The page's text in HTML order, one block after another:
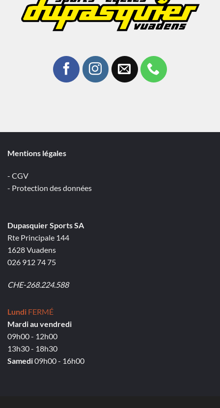
Mentions légales
- CGV
- Protection des données
Dupasquier Sports SA
Rte Principale 144
1628 Vuadens
026 912 74 75
CHE-268.224.588
Lundi FERMÉ
Mardi au vendredi
09h00 - 12h00
13h30 - 18h30
Samedi09h00 - 16h00